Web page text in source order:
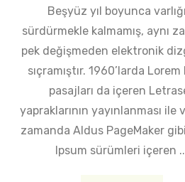
Beşyüz yıl boyunca
sürdürmekle kalmamış, aynı
pek değişmeden elektronik
sıçramıştır. 1960’larda Lorem
pasajları da içeren
yapraklarının yayınlanması ile
zamanda Aldus PageMaker
Ipsum sürümleri içeren